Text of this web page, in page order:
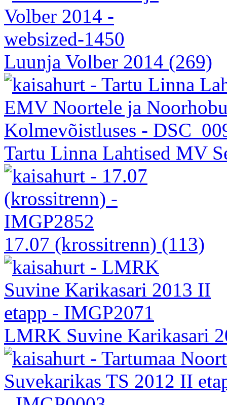
Luunja Volber 2014 (269)
Tartu Linna Lahtised MV
17.07 (krossitrenn) (113)
LMRK Suvine Karikasari